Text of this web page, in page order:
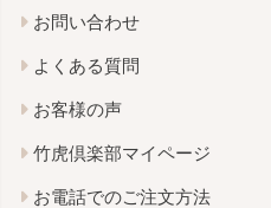
お問い合わせ
よくある質問
お客様の声
竹虎倶楽部マイページ
お電話でのご注文方法